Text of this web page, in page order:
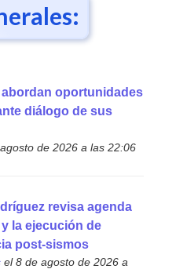
oportunidades
diálogo de sus
de 2026 a las 22:06
revisa agenda
la ejecución de
post-sismos
el 8 de agosto de 2026 a